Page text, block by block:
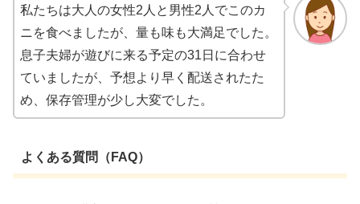
私たちは大人の女性2人と男性2人でこのカ
ニを食べましたが、量も味も大満足でした。
息子夫婦が遊びに来る予定の31日に合わせ
ていましたが、予想より早く配送されたた
め、保存管理が少し大変でした。
よくある質問（FAQ）